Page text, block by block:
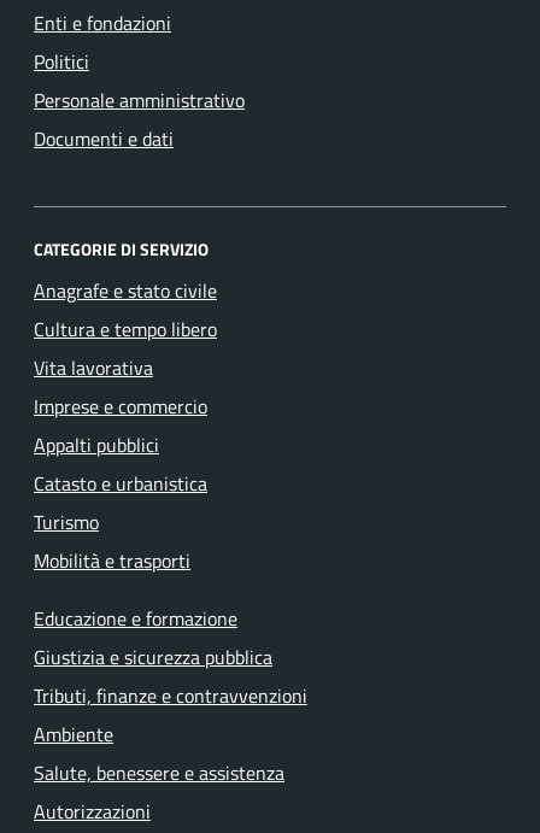
Enti e fondazioni
Politici
Personale amministrativo
Documenti e dati
CATEGORIE DI SERVIZIO
Anagrafe e stato civile
Cultura e tempo libero
Vita lavorativa
Imprese e commercio
Appalti pubblici
Catasto e urbanistica
Turismo
Mobilità e trasporti
Educazione e formazione
Giustizia e sicurezza pubblica
Tributi, finanze e contravvenzioni
Ambiente
Salute, benessere e assistenza
Autorizzazioni